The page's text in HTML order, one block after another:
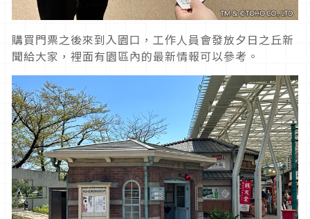
購買門票之後來到入園口，工作人員會發放夕日之丘新
聞給大家，裡面有園區內的最新情報可以參考。